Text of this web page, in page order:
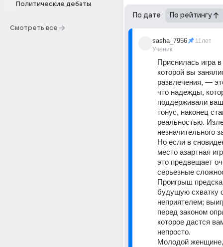
Политические дебаты
Смотреть все
По дате По рейтингу
sasha_7956
Ученик
11лет
Приснилась игра
которой вы
развлечения, —
что надежды,
поддерживали
тонус, наконец
реальностью.
незначительного
Но если в
место азартная
это предвещает
серьезные
Проигрыш
будущую схватку
неприятелем;
перед законом
которое дастся
непросто.
Молодой